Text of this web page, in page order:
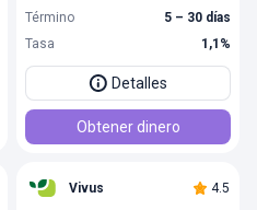
Término
5 – 30 días
Tasa
1,1%
Detalles
Obtener dinero
Vivus 4.5